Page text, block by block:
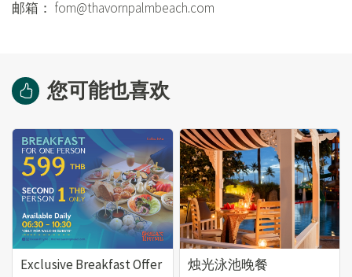
邮箱： fom@thavornpalmbeach.com
您可能也喜欢
Exclusive Breakfast Offer 烛光泳池晚餐